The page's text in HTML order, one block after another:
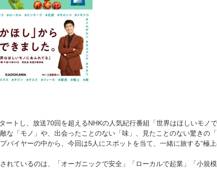
トし、放送70回を超えるNHKの人気紀行番組「世界はほしいモノ
な「モノ」や、出会ったことのない「味」、見たことのない驚きの
バイヤーの中から、今回は5人にスポットを当て、一緒に旅する“極
ているのは、「オーガニックで安全」「ローカルで起業」「小規